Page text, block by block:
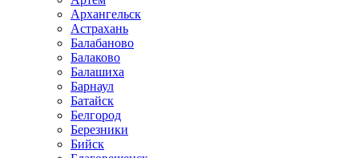
Архангельск
Астрахань
Балабаново
Балаково
Балашиха
Барнаул
Батайск
Белгород
Березники
Бийск